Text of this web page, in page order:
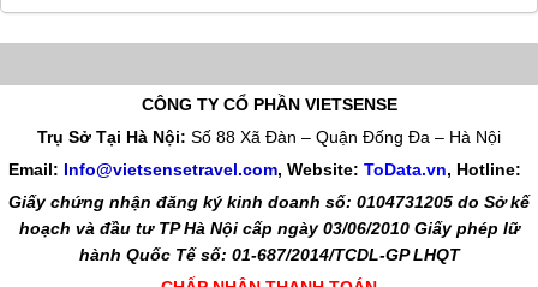
CÔNG TY CỔ PHẦN VIETSENSE
Trụ Sở Tại Hà Nội: Số 88 Xã Đàn – Quận Đống Đa – Hà Nội
Email: Info@vietsensetravel.com, Website: ToData.vn, Hotline:
Giấy chứng nhận đăng ký kinh doanh số: 0104731205 do Sở kế
hoạch và đầu tư TP Hà Nội cấp ngày 03/06/2010 Giấy phép lữ
hành Quốc Tế số: 01-687/2014/TCDL-GP LHQT